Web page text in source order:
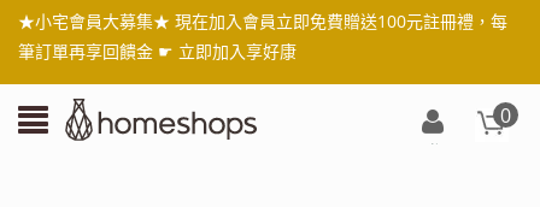
★小宅會員大募集★ 現在加入會員立即免費贈送100元註冊禮，每
筆訂單再享回饋金 ☛ 立即加入享好康
0